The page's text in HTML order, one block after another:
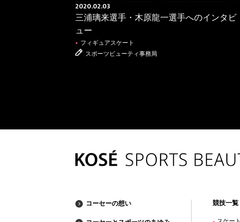
2020.02.03
三浦璃来選手・木原龍一選手へのインタビ
ュー
●
フィギュアスケート
スポーツビューティ事務局
コーセーの想い 競技一覧
スケート